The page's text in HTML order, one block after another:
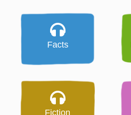
Facts
Fiction